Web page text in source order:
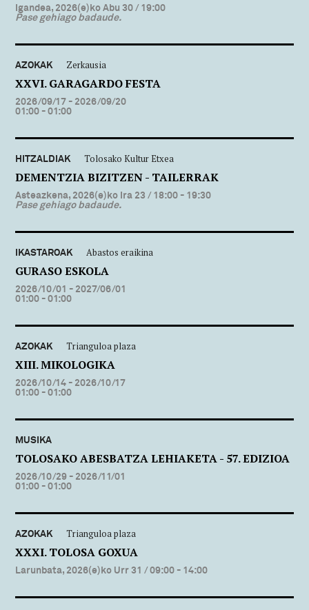
Igandea, 2026(e)ko Abu 30/ 19:00
Pase gehiago badaude.
AZOKAK Zerkausia
XXVI. GARAGARDO FESTA
2026/09/17 - 2026/09/20
01:00 - 01:00
HITZALDIAK Tolosako Kultur Etxea
DEMENTZIA BIZITZEN - TAILERRAK
Asteazkena, 2026(e)ko Ira 23 / 18:00 - 19:30
Pase gehiago badaude.
IKASTAROAK Abastos eraikina
GURASO ESKOLA
2026/10/01 - 2027/06/01
01:00 - 01:00
AZOKAK Trianguloa plaza
XIII. MIKOLOGIKA
2026/10/14 - 2026/10/17
01:00 - 01:00
MUSIKA
TOLOSAKO ABESBATZA LEHIAKETA - 57. EDIZIOA
2026/10/29 - 2026/11/01
01:00 - 01:00
AZOKAK Trianguloa plaza
XXXI. TOLOSA GOXUA
Larunbata, 2026(e)ko Urr 31 / 09:00 - 14:00